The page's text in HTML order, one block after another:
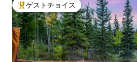
大好評のゲストチョイスです。
ゲストチョイス